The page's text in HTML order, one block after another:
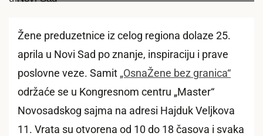
Žene preduzetnice iz celog regiona dolaze 25.
aprila u Novi Sad po znanje, inspiraciju i prave
poslovne veze. Samit „OsnaŽene bez granica“
održaće se u Kongresnom centru „Master“
Novosadskog sajma na adresi Hajduk Veljkova
11. Vrata su otvorena od 10 do 18 časova i svaka